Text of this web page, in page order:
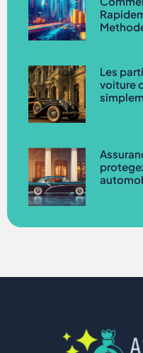
Les
voiture